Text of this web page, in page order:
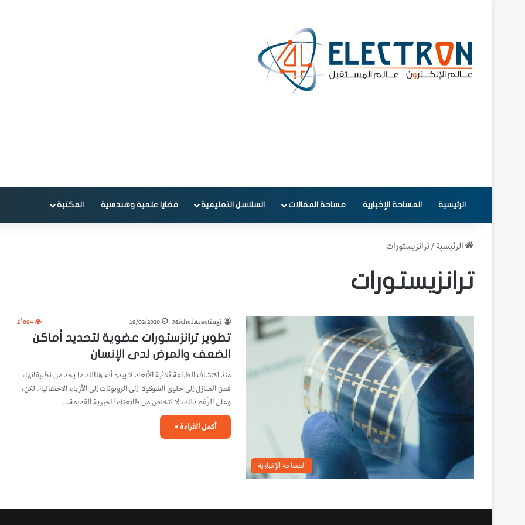
الرئيسية المساحة الإخبارية مساحة المقالات السلاسل التعليمية قضايا علمية وهندسية المكتبة
الرئيسية/ترانزيستورات
ترانزيستورات
المساحة الإخبارية
Michel Aractingi
19/02/2020
2٬894
تطوير ترانزستورات عضوية لتحديد أماكن
الضعف والمرض لدى الإنسان
منذ اكتشاف الطباعة ثلاثية الأبعاد لا يبدو أنه هنالك ما يحد من تطبيقاتها،
فمن المنازل إلى حلوى الشوكولا إلى الروبوتات إلى الأزياء الاحتفالية. لكن،
وعلى الرّغم ذلك، لا تتخلص من طابعتك الحبرية القديمة…
أكمل القراءة »